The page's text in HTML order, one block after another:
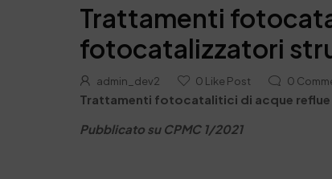
Trattamenti
fotocatalizzatori
admin_dev2 0 Like Post 0
Trattamenti fotocatalitici di acque reflue
Pubblicato su CPMC 1/2021